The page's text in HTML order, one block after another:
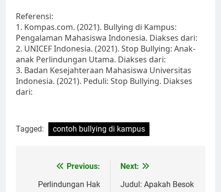
Referensi:
1. Kompas.com. (2021). Bullying di Kampus:
Pengalaman Mahasiswa Indonesia. Diakses dari:
2. UNICEF Indonesia. (2021). Stop Bullying: Anak-
anak Perlindungan Utama. Diakses dari:
3. Badan Kesejahteraan Mahasiswa Universitas
Indonesia. (2021). Peduli: Stop Bullying. Diakses
dari:
Tagged: contoh bullying di kampus
navigation
Previous:
Perlindungan Hak
Next:
Judul: Apakah Besok